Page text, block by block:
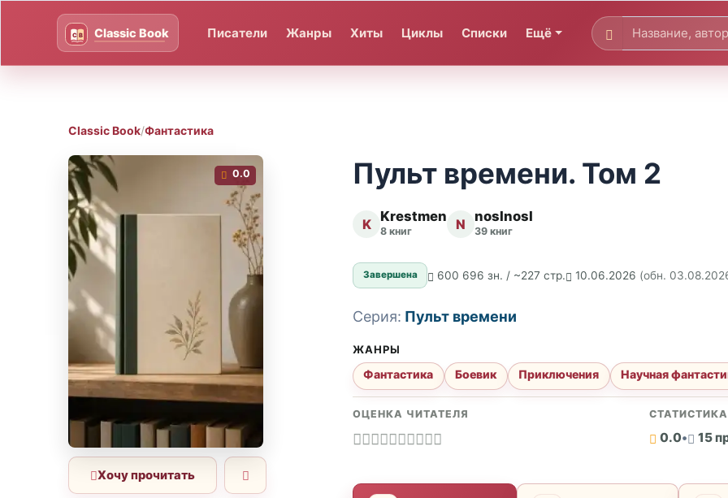
Писатели Жанры Хиты Циклы Списки Ещё
Classic Book/Фантастика
0.0
Хочу прочитать
Пульт времени. Том 2
K Krestmen
8 книг N noslnosl
39 книг
Завершена 600 696 зн. / ~227 стр. 10.06.2026 (обн.
Серия: Пульт времени
ЖАНРЫ
Фантастика Боевик Приключения Научная
ОЦЕНКА ЧИТАТЕЛЯ СТАТИСТИКА
0.0• 15